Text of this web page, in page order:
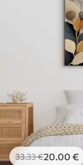
33.33€20.00 €